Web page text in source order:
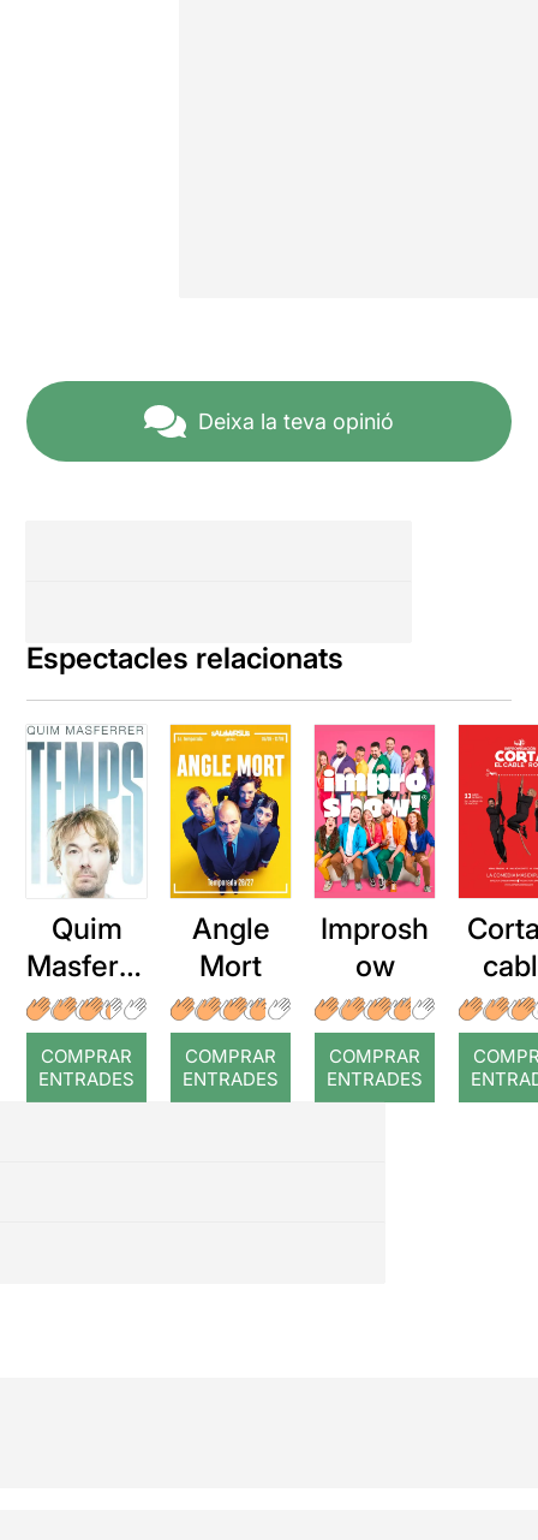
Deixa la teva opinió
Espectacles relacionats
Quim
Masferre
r: Temps
COMPRAR
ENTRADES
Angle
Mort
COMPRAR
ENTRADES
Improsh
ow
COMPRAR
ENTRADES